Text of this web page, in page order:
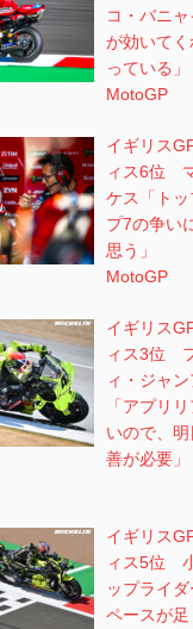
コ・バニ
が効いて
っている」
MotoGP
イギリス
ィス6位
ケス「ト
プ7の争い
思う」
MotoGP
イギリス
ィス3位
ィ・ジャ
「アプリ
いので、
善が必要」
イギリス
ィス5位
ップライ
ペースが足